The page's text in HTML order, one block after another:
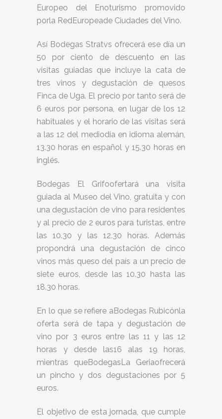
Europeo del Enoturismo promovido
porla RedEuropeade Ciudades del Vino.
Así Bodegas Stratvs ofrecerá ese día un
50 por ciento de descuento en las
visitas guiadas que incluye la cata de
tres vinos y degustación de quesos
Finca de Uga. El precio por tanto será de
6 euros por persona, en lugar de los 12
habituales y el horario de las visitas será
a las 12 del mediodía en idioma alemán,
13.30 horas en español y 15.30 horas en
inglés.
Bodegas El Grifoofertará una visita
guiada al Museo del Vino, gratuita y con
una degustación de vino para residentes
y al precio de 2 euros para turistas, entre
las 10.30 y las 12.30 horas. Además
propondrá una degustación de cinco
vinos más queso del país a un precio de
siete euros, desde las 10.30 hasta las
18.30 horas.
En lo que se refiere aBodegas Rubicónla
oferta será de tapa y degustación de
vino por 3 euros entre las 11 y las 12
horas y desde las16 alas 19 horas,
mientras queBodegasLa Geriaofrecerá
un pincho y dos degustaciones por 5
euros.
El objetivo de esta jornada, que cumple